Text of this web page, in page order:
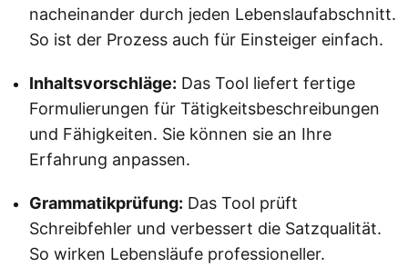
nacheinander durch jeden Lebenslaufabschnitt.
So ist der Prozess auch für Einsteiger einfach.
Inhaltsvorschläge: Das Tool liefert fertige
Formulierungen für Tätigkeitsbeschreibungen
und Fähigkeiten. Sie können sie an Ihre
Erfahrung anpassen.
Grammatikprüfung: Das Tool prüft
Schreibfehler und verbessert die Satzqualität.
So wirken Lebensläufe professioneller.